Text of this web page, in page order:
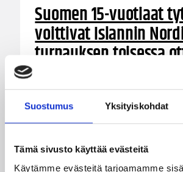
Suostumus Yksityiskohdat
Tämä sivusto käyttää evästeitä
Käytämme evästeitä tarjoamamme
Suomen 15-vuotiaat
voittivat Islannin
turnauksen toisessa
Suomen 15-vuotiaiden tyttöjen
jatkoi voittokulkuaan Lohjalla
Nordic Open -turnauksessa
vakuuttavasti 70–47.
klo 15.